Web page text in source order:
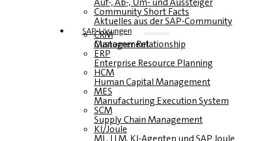
Community Short Facts
Aktuelles aus der SAP-Community
SAP-Lösungen
CRM
Customer Relationship Management
ERP
Enterprise Resource Planning
HCM
Human Capital Management
MES
Manufacturing Execution System
SCM
Supply Chain Management
KI/Joule
ML, LLM, KI-Agenten und SAP Joule